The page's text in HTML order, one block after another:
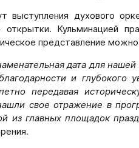
выступления духового
открытки. Кульминацией
представление
дата для
и
передавая
свое отражение в
из главных площадок